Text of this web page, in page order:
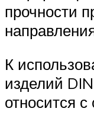
прочности
К
изделий
относится